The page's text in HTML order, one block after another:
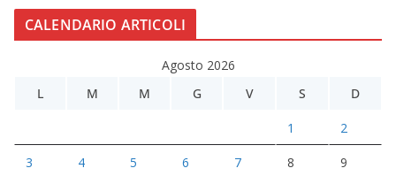
CALENDARIO ARTICOLI
Agosto 2026
L
M M G V S D
1 2
3 4 5 6 7 8 9